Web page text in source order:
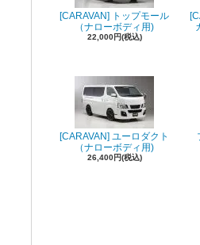
[CARAVAN] トップモール
（ナローボディ用)
22,000円(税込)
[CARAVAN] ユーロダクト
（ナローボディ用)
26,400円(税込)